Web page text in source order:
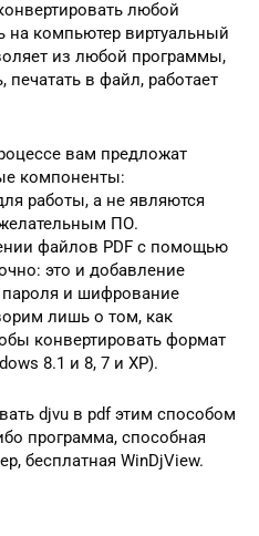
любой
на компьютер виртуальный
из любой программы,
печатать в файл, работает
вам предложат
компоненты:
работы, а не являются
ПО.
файлов PDF с помощью
это и добавление
пароля и шифрование
лишь о том, как
конвертировать формат
8.1 и 8, 7 и XP).
djvu в pdf этим способом
программа, способная
бесплатная WinDjView.